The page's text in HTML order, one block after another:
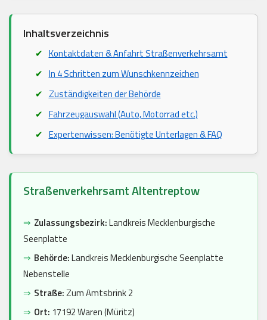
Inhaltsverzeichnis
Kontaktdaten & Anfahrt Straßenverkehrsamt
In 4 Schritten zum Wunschkennzeichen
Zuständigkeiten der Behörde
Fahrzeugauswahl (Auto, Motorrad etc.)
Expertenwissen: Benötigte Unterlagen & FAQ
Straßenverkehrsamt Altentreptow
⇒ Zulassungsbezirk:Landkreis Mecklenburgische
Seenplatte
⇒ Behörde:Landkreis Mecklenburgische Seenplatte
Nebenstelle
⇒ Straße:Zum Amtsbrink 2
⇒ Ort: 17192 Waren (Müritz)